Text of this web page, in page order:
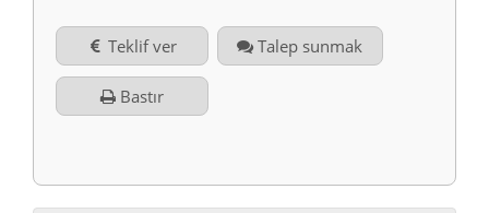
Künye (DE)
Yasal bilgi (DE)
Almanca
English
Teklif ver Talep sunmak
Bastır